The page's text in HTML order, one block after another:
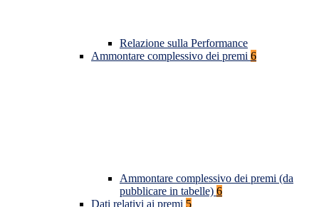
Relazione sulla Performance
Ammontare complessivo dei premi 6
Ammontare complessivo dei premi (da
pubblicare in tabelle) 6
Dati relativi ai premi 5